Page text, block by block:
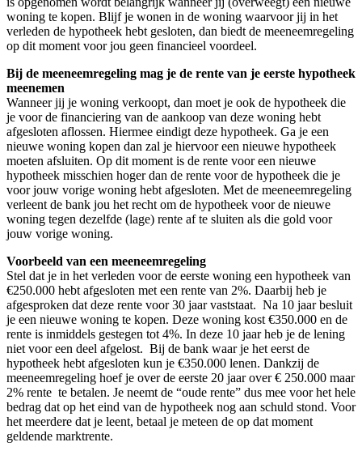
woning te kopen. Blijf je wonen in de woning waarvoor jij in het
verleden de hypotheek hebt gesloten, dan biedt de meeneemregeling
op dit moment voor jou geen financieel voordeel.
Bij de meeneemregeling mag je de rente van je eerste hypotheek
meenemen
Wanneer jij je woning verkoopt, dan moet je ook de hypotheek die
je voor de financiering van de aankoop van deze woning hebt
afgesloten aflossen. Hiermee eindigt deze hypotheek. Ga je een
nieuwe woning kopen dan zal je hiervoor een nieuwe hypotheek
moeten afsluiten. Op dit moment is de rente voor een nieuwe
hypotheek misschien hoger dan de rente voor de hypotheek die je
voor jouw vorige woning hebt afgesloten. Met de meeneemregeling
verleent de bank jou het recht om de hypotheek voor de nieuwe
woning tegen dezelfde (lage) rente af te sluiten als die gold voor
jouw vorige woning.
Voorbeeld van een meeneemregeling
Stel dat je in het verleden voor de eerste woning een hypotheek van
€250.000 hebt afgesloten met een rente van 2%. Daarbij heb je
afgesproken dat deze rente voor 30 jaar vaststaat. Na 10 jaar besluit
je een nieuwe woning te kopen. Deze woning kost €350.000 en de
rente is inmiddels gestegen tot 4%. In deze 10 jaar heb je de lening
niet voor een deel afgelost. Bij de bank waar je het eerst de
hypotheek hebt afgesloten kun je €350.000 lenen. Dankzij de
meeneemregeling hoef je over de eerste 20 jaar over € 250.000 maar
2% rente te betalen. Je neemt de “oude rente” dus mee voor het hele
bedrag dat op het eind van de hypotheek nog aan schuld stond. Voor
het meerdere dat je leent, betaal je meteen de op dat moment
geldende marktrente.